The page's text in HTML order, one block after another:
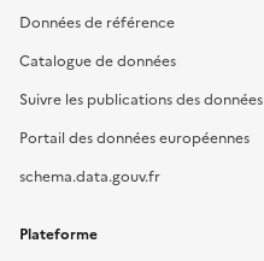
Données de référence
Catalogue de données
Suivre les publications des données
Portail des données européennes
schema.data.gouv.fr
Plateforme